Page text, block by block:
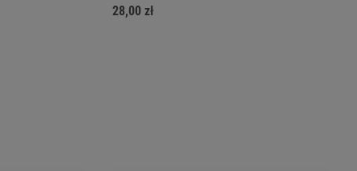
28,00 zł